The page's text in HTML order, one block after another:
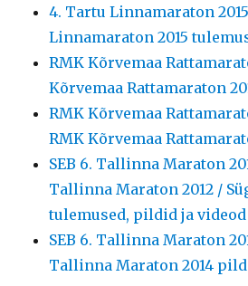
4. Tartu Linnamaraton
Linnamaraton 2015
RMK Kõrvemaa
Kõrvemaa Rattamaraton
RMK Kõrvemaa
RMK Kõrvemaa
SEB 6. Tallinna Maraton
Tallinna Maraton 2012 /
tulemused, pildid ja videod
SEB 6. Tallinna Maraton
Tallinna Maraton 2014